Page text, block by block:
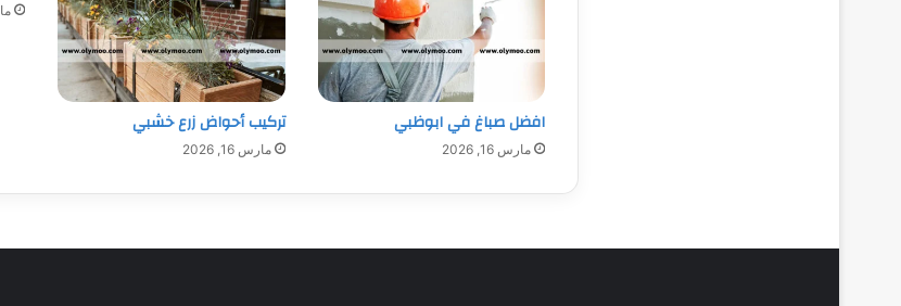
افضل صباغ في ابوظبي
مارس 16, 2026
تركيب أحواض زرع خشبي
مارس 16, 2026